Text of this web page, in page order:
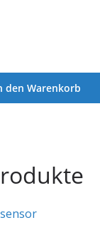
den Warenkorb